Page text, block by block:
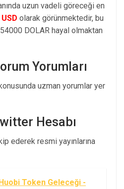
uzun vadeli göreceği en
olarak görünmektedir, bu
DOLAR hayal olmaktan
Yorumları
uzman yorumlar yer
Hesabı
ederek resmi yayınlarına
Token Geleceği -